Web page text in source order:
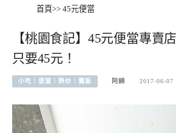
首頁>> 45元便當
【桃園食記】45元便當專賣
只要45元！
小吃︱便當︱熱炒︱攤販 阿綿 2017-06-07